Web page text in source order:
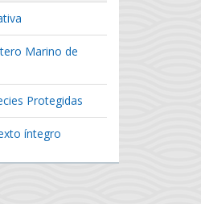
Marino de
Protegidas
íntegro